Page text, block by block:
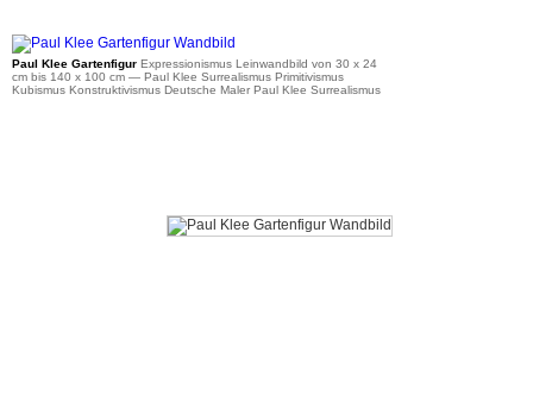
Paul Klee GartenfigurExpressionismus Leinwandbild von 30 x 24
cm bis 140 x 100 cm — Paul Klee Surrealismus Primitivismus
Kubismus Konstruktivismus Deutsche Maler Paul Klee Surrealismus